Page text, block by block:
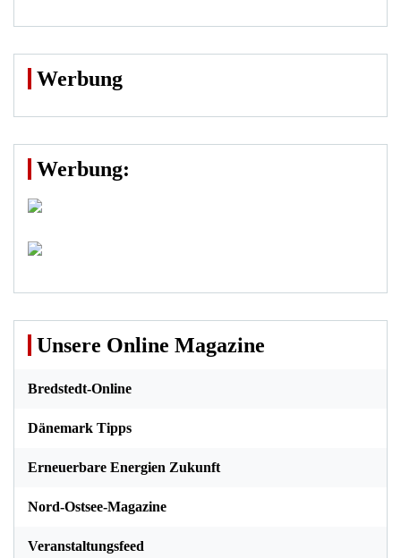
Werbung
Werbung:
Unsere Online Magazine
Bredstedt-Online
Dänemark Tipps
Erneuerbare Energien Zukunft
Nord-Ostsee-Magazine
Veranstaltungsfeed